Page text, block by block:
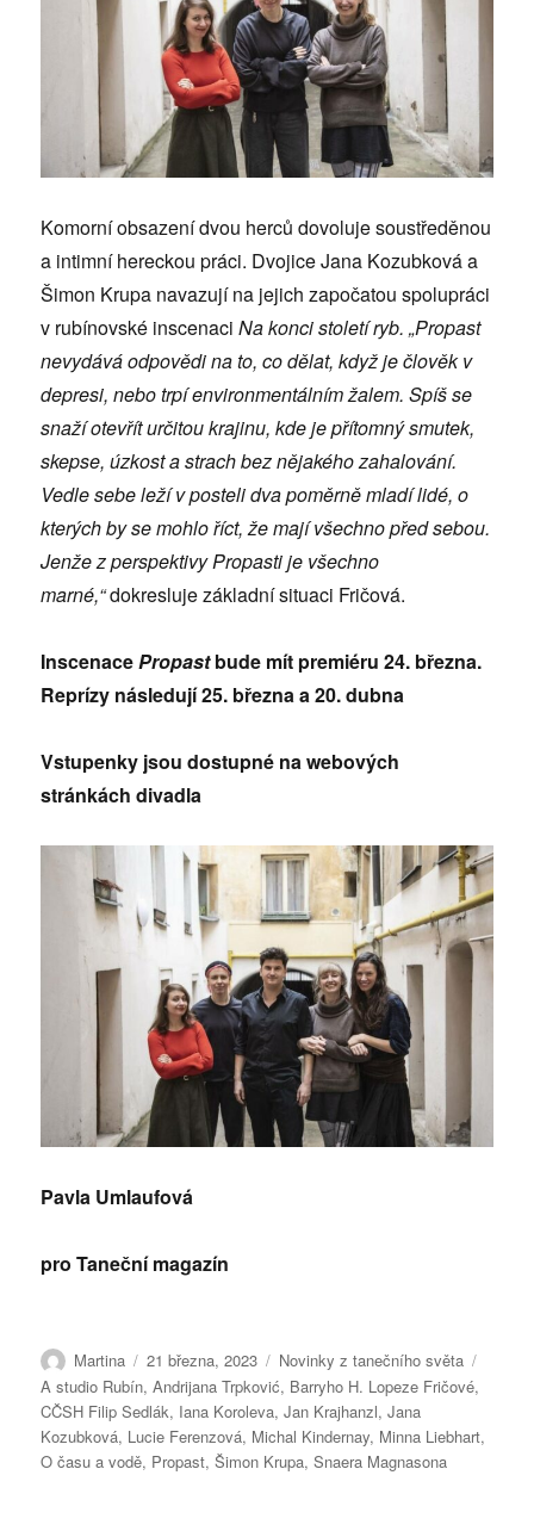
Komorní obsazení dvou herců dovoluje soustředěnou
a intimní hereckou práci. Dvojice Jana Kozubková a
Šimon Krupa navazují na jejich započatou spolupráci
v rubínovské inscenaciNa konci století ryb. „Propast
nevydává odpovědi na to, co dělat, když je člověk v
depresi, nebo trpí environmentálním žalem. Spíš se
snaží otevřít určitou krajinu, kde je přítomný smutek,
skepse, úzkost a strach bez nějakého zahalování.
Vedle sebe leží v posteli dva poměrně mladí lidé, o
kterých by se mohlo říct, že mají všechno před sebou.
Jenže z perspektivy Propasti je všechno
marné,“dokresluje základní situaci Fričová.
InscenacePropastbude mít premiéru 24. března.
Reprízy následují 25. března a 20. dubna
Vstupenky jsou dostupné na webových
stránkách divadla
Pavla Umlaufová
pro Taneční magazín
Autor:
Martina Publikováno:
21 března, 2023 Rubriky:
Novinky z tanečního světa
A studio Rubín,Andrijana Trpković, Barryho H. Lopeze Fričové,
CČSH Filip Sedlák, Iana Koroleva,Jan Krajhanzl,Jana
Kozubková, Lucie Ferenzová, Michal Kindernay, Minna Liebhart,
O času a vodě, Propast,Šimon Krupa,Snaera Magnasona